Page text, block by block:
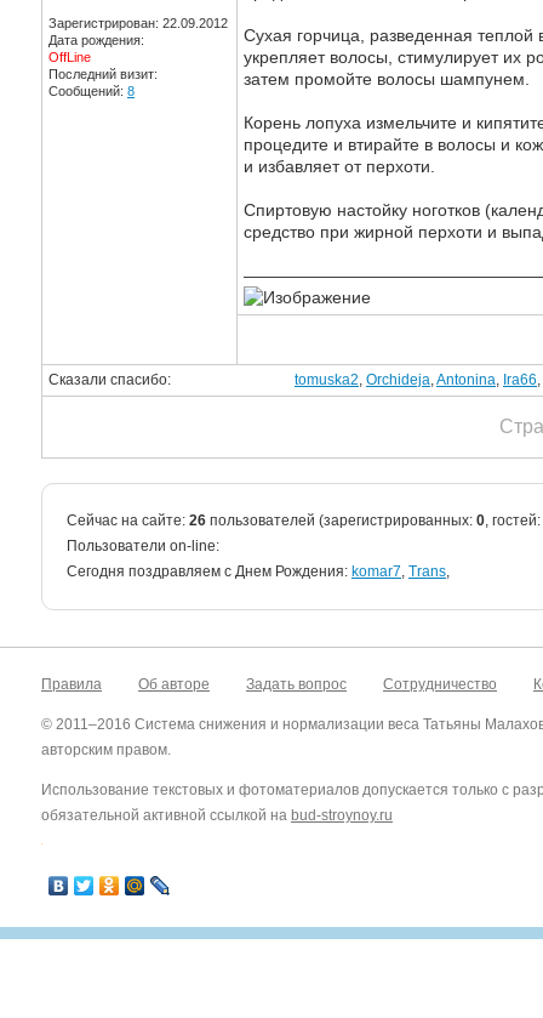
Зарегистрирован: 22.09.2012
Дата рождения:
OffLine
Последний визит:
Сообщений: 8
Сухая горчица, разведенная
укрепляет волосы, стимулирует их
затем промойте волосы шампунем.
Корень лопуха измельчите и
процедите и втирайте в волосы и
и избавляет от перхоти.
Спиртовую настойку ноготков
средство при жирной перхоти и
Сказали спасибо: tomuska2, Orchideja,Antonina, Ira66,
Сейчас на сайте: 26 пользователей (зарегистрированных: 0, гостей:
Пользователи on-line:
Cегодня поздравляем с Днем Рождения: komar7, Trans,
Правила Об авторе Задать вопрос Сотрудничество
© 2011–2016 Система снижения и нормализации веса Татьяны
авторским правом.
Использование текстовых и фотоматериалов допускается только с
обязательной активной ссылкой на bud-stroynoy.ru